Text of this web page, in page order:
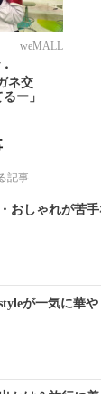
weMALL
ネ交
ー」
記事
おしゃれが苦
が一気に華